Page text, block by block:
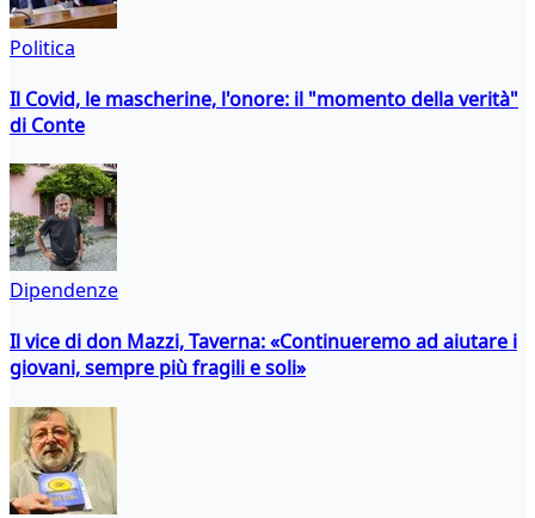
Politica
Il Covid, le mascherine, l'onore: il "momento della verità"
di Conte
Dipendenze
Il vice di don Mazzi, Taverna: «Continueremo ad aiutare i
giovani, sempre più fragili e soli»